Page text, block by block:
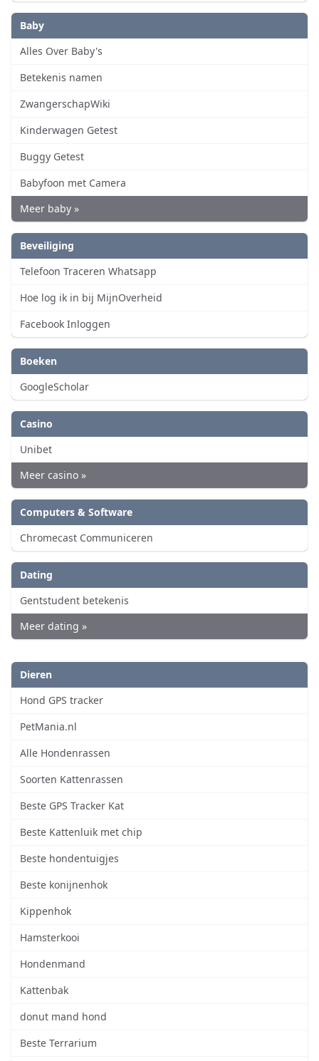
Baby
Alles Over Baby's
Betekenis namen
ZwangerschapWiki
Kinderwagen Getest
Buggy Getest
Babyfoon met Camera
Meer baby »
Beveiliging
Telefoon Traceren Whatsapp
Hoe log ik in bij MijnOverheid
Facebook Inloggen
Boeken
GoogleScholar
Casino
Unibet
Meer casino »
Computers & Software
Chromecast Communiceren
Dating
Gentstudent betekenis
Meer dating »
Dieren
Hond GPS tracker
PetMania.nl
Alle Hondenrassen
Soorten Kattenrassen
Beste GPS Tracker Kat
Beste Kattenluik met chip
Beste hondentuigjes
Beste konijnenhok
Kippenhok
Hamsterkooi
Hondenmand
Kattenbak
donut mand hond
Beste Terrarium